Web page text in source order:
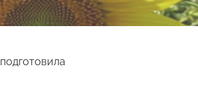
подготовила